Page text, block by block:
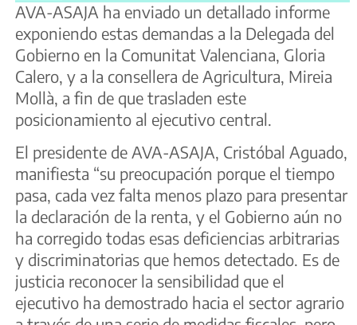
AVA-ASAJA ha enviado un detallado informe
exponiendo estas demandas a la Delegada del
Gobierno en la Comunitat Valenciana, Gloria
Calero, y a la consellera de Agricultura, Mireia
Mollà, a fin de que trasladen este
posicionamiento al ejecutivo central.
El presidente de AVA-ASAJA, Cristóbal Aguado,
manifiesta “su preocupación porque el tiempo
pasa, cada vez falta menos plazo para presentar
la declaración de la renta, y el Gobierno aún no
ha corregido todas esas deficiencias arbitrarias
y discriminatorias que hemos detectado. Es de
justicia reconocer la sensibilidad que el
ejecutivo ha demostrado hacia el sector agrario